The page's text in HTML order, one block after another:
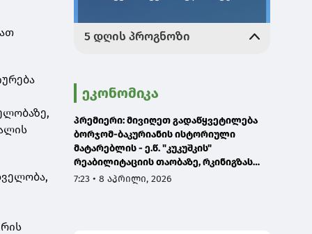
ეკონომიკა
პრემიერი: მივიღეთ გადაწყვეტილება
ბორჯომ-ბაკურიანის ისტორიული
მატარებლის - ე.წ. "კუკუშკის"
რეაბილიტაციის თაობაზე, რკინიგზას
ასევე დაემატება თბილისის-ქუთაისის
7:23 • 8 აპრილი, 2026